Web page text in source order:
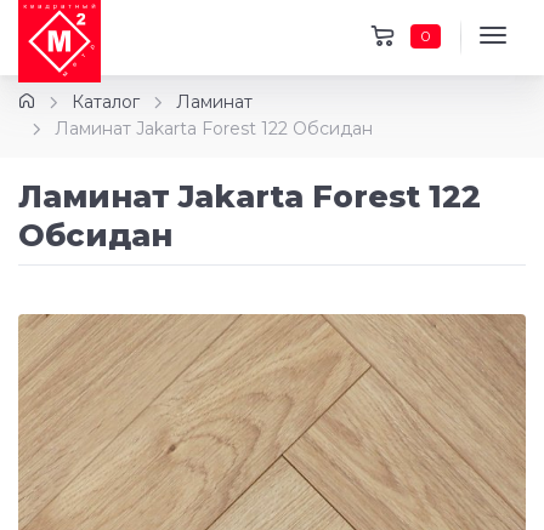
0
Каталог
Ламинат
Ламинат Jakarta Forest 122 Обсидан
Ламинат Jakarta Forest 122
Обсидан